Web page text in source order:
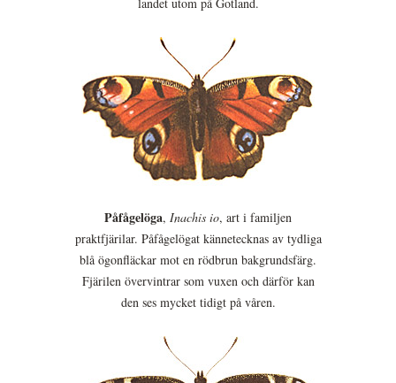
Påfågelöga, Inachis io, art i familjen
praktfjärilar. Påfågelögat kännetecknas av tydliga
blå ögonfläckar mot en rödbrun bakgrundsfärg.
Fjärilen övervintrar som vuxen och därför kan
den ses mycket tidigt på våren.